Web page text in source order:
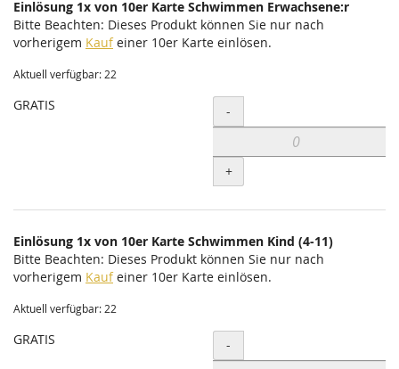
Einlösung 1x von 10er Karte Schwimmen Erwachsene:r
Bitte Beachten: Dieses Produkt können Sie nur nach
vorherigem Kaufeiner 10er Karte einlösen.
Aktuell verfügbar: 22
GRATIS Menge
-
+
Einlösung 1x von 10er Karte Schwimmen Kind (4-11)
Bitte Beachten: Dieses Produkt können Sie nur nach
vorherigem Kaufeiner 10er Karte einlösen.
Aktuell verfügbar: 22
GRATIS Menge
-